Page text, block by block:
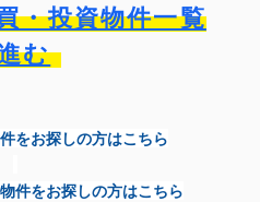
・投資物件一覧
む
をお探しの方はこちら
件をお探しの方はこちら